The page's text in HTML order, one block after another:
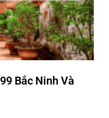
Bắc Ninh Và